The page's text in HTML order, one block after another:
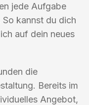
jede Aufgabe
kannst du dich
auf dein neues
die
Bereits im
Angebot,